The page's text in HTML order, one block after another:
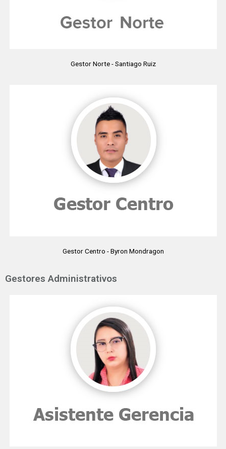
Gestor Norte - Santiago Ruiz
Gestor Centro - Byron Mondragon
Gestores Administrativos